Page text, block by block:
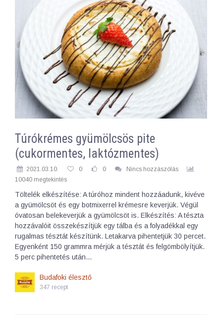
Túrókrémes gyümölcsös pite
(cukormentes, laktózmentes)
2021.03.10. 0 0
Nincs hozzászólás
10040 megtekintés
Töltelék elkészítése: A túróhoz mindent hozzáadunk, kivéve
a gyümölcsöt és egy botmixerrel krémesre keverjük. Végül
óvatosan belekeverjük a gyümölcsöt is. Elkészítés: A tészta
hozzávalóit összekészítjük egy tálba és a folyadékkal egy
rugalmas tésztát készítünk. Letakarva pihentetjük 30 percet.
Egyenként 150 grammra mérjük a tésztát és felgömbölyítjük.
5 perc pihentetés után…
Budafoki élesztő
347 recept